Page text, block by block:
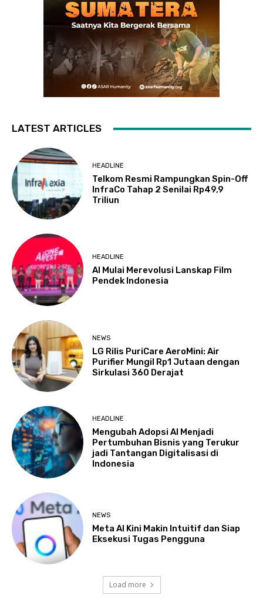
LATEST ARTICLES
HEADLINE
Telkom Resmi Rampungkan Spin-Off
InfraCo Tahap 2 Senilai Rp49,9
Triliun
HEADLINE
AI Mulai Merevolusi Lanskap Film
Pendek Indonesia
NEWS
LG Rilis PuriCare AeroMini: Air
Purifier Mungil Rp1 Jutaan dengan
Sirkulasi 360 Derajat
HEADLINE
Mengubah Adopsi AI Menjadi
Pertumbuhan Bisnis yang Terukur
jadi Tantangan Digitalisasi di
Indonesia
NEWS
Meta AI Kini Makin Intuitif dan Siap
Eksekusi Tugas Pengguna
Load more